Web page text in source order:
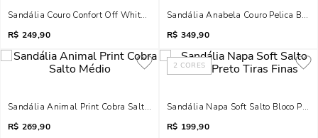
Sandália Couro Confort Off White Salto Médio Grosso
R$ 249,90
Sandália Anabela Couro Pelica Bico
R$ 349,90
Sandália Animal Print Cobra Salto Médio
R$ 269,90
2 CORES
Sandália Napa Soft Salto Bloco
R$ 199,90